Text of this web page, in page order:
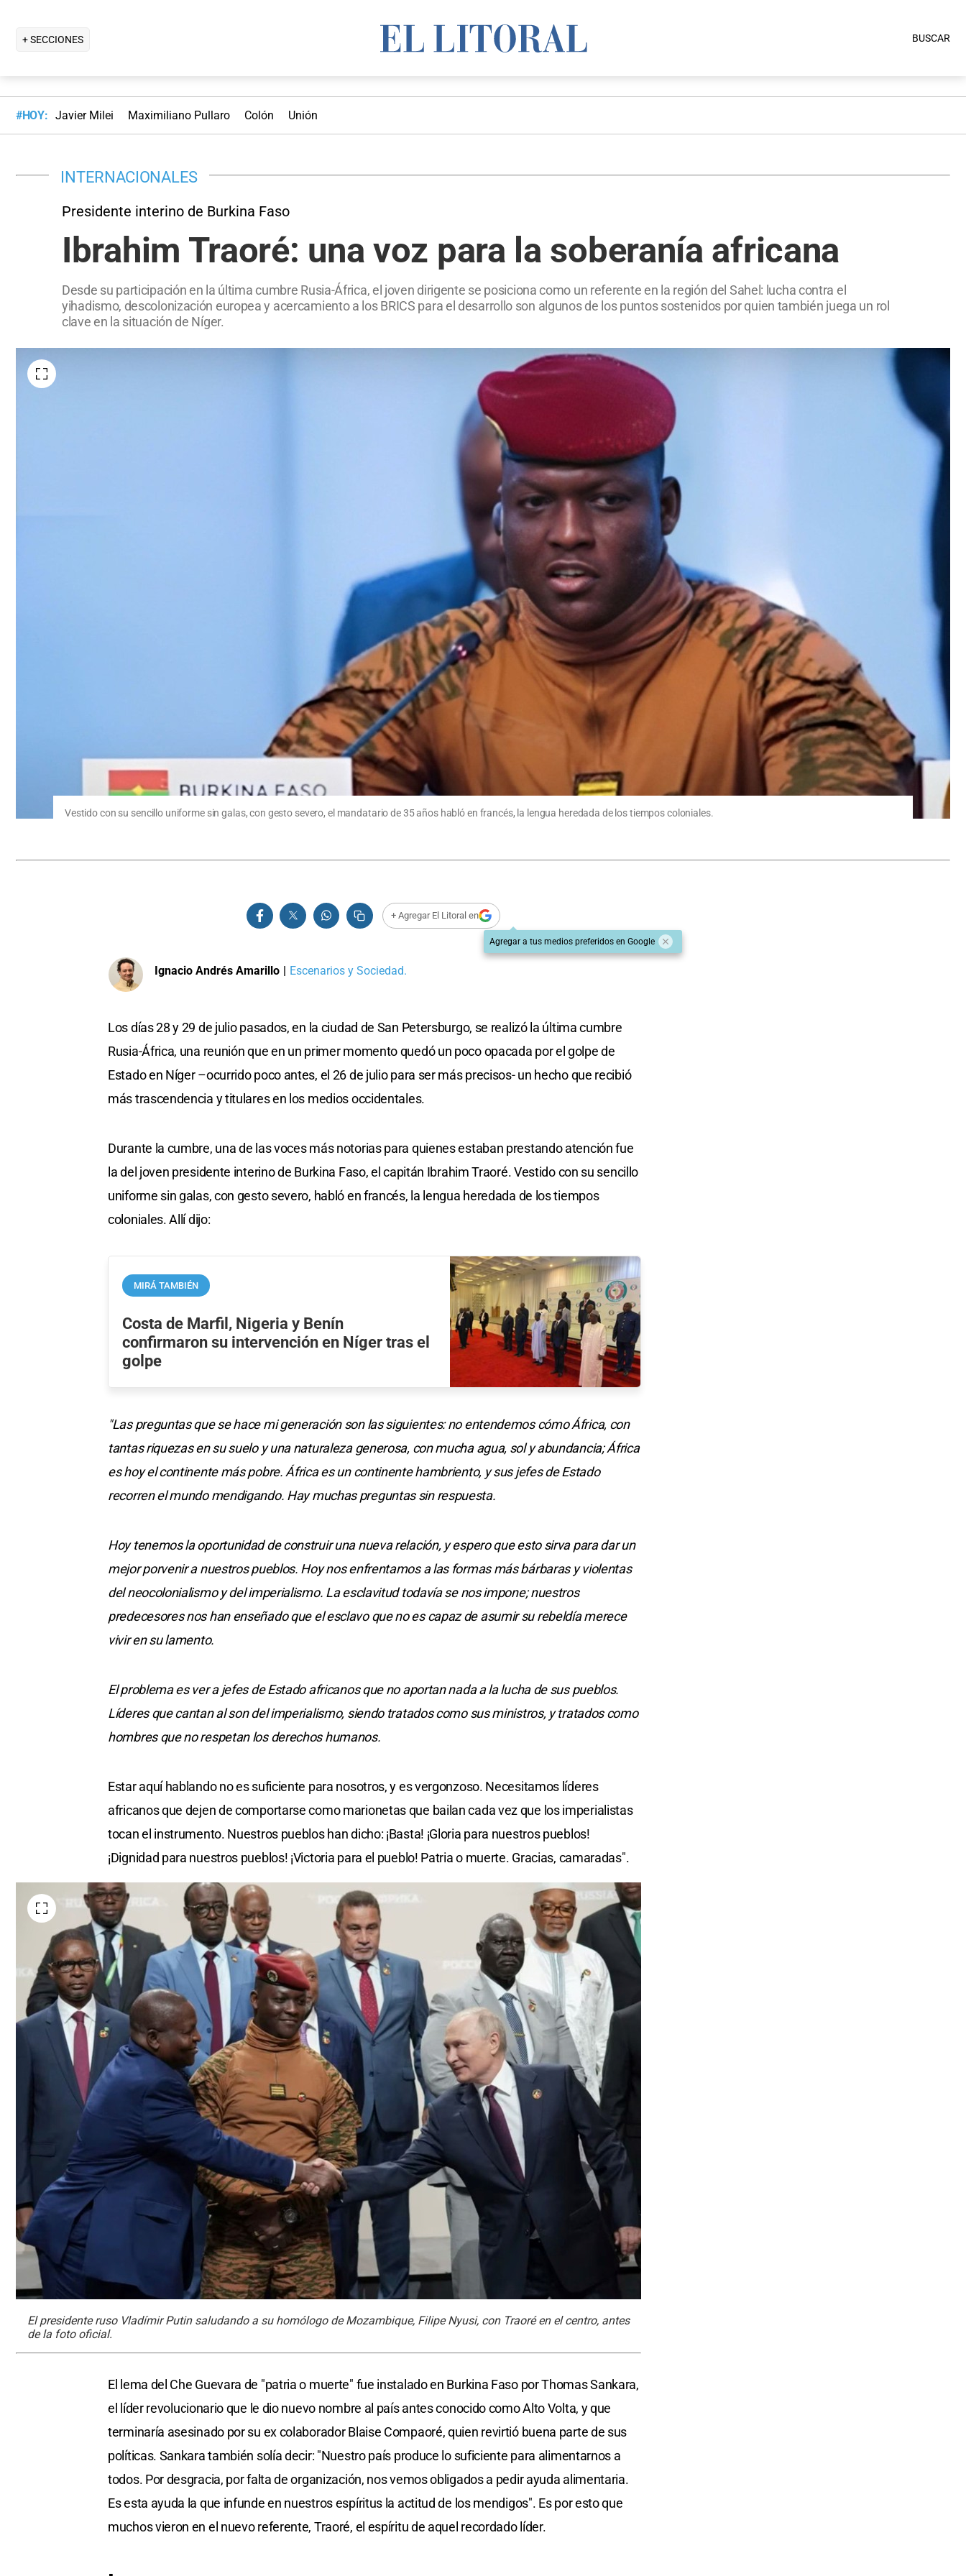
+ SECCIONES BUSCAR
#HOY: Javier Milei Maximiliano Pullaro Colón Unión
INTERNACIONALES
Presidente interino de Burkina Faso
Ibrahim Traoré: una voz para la soberanía africana
Desde su participación en la última cumbre Rusia-África, el joven dirigente se posiciona como un referente en la región del Sahel: lucha contra el
yihadismo, descolonización europea y acercamiento a los BRICS para el desarrollo son algunos de los puntos sostenidos por quien también juega un rol
clave en la situación de Níger.
Vestido con su sencillo uniforme sin galas, con gesto severo, el mandatario de 35 años habló en francés, la lengua heredada de los tiempos coloniales.
+ Agregar El Litoral en
Agregar a tus medios preferidos en Google
Ignacio Andrés Amarillo | Escenarios y Sociedad.
Los días 28 y 29 de julio pasados, en la ciudad de San Petersburgo, se realizó la última cumbre
Rusia-África, una reunión que en un primer momento quedó un poco opacada por el golpe de
Estado en Níger –ocurrido poco antes, el 26 de julio para ser más precisos- un hecho que recibió
más trascendencia y titulares en los medios occidentales.
Durante la cumbre, una de las voces más notorias para quienes estaban prestando atención fue
la del joven presidente interino de Burkina Faso, el capitán Ibrahim Traoré. Vestido con su sencillo
uniforme sin galas, con gesto severo, habló en francés, la lengua heredada de los tiempos
coloniales. Allí dijo:
MIRÁ TAMBIÉN
Costa de Marfil, Nigeria y Benín
confirmaron su intervención en Níger tras el
golpe
"Las preguntas que se hace mi generación son las siguientes: no entendemos cómo África, con
tantas riquezas en su suelo y una naturaleza generosa, con mucha agua, sol y abundancia; África
es hoy el continente más pobre. África es un continente hambriento, y sus jefes de Estado
recorren el mundo mendigando. Hay muchas preguntas sin respuesta.
Hoy tenemos la oportunidad de construir una nueva relación, y espero que esto sirva para dar un
mejor porvenir a nuestros pueblos. Hoy nos enfrentamos a las formas más bárbaras y violentas
del neocolonialismo y del imperialismo. La esclavitud todavía se nos impone; nuestros
predecesores nos han enseñado que el esclavo que no es capaz de asumir su rebeldía merece
vivir en su lamento.
El problema es ver a jefes de Estado africanos que no aportan nada a la lucha de sus pueblos.
Líderes que cantan al son del imperialismo, siendo tratados como sus ministros, y tratados como
hombres que no respetan los derechos humanos.
Estar aquí hablando no es suficiente para nosotros, y es vergonzoso. Necesitamos líderes
africanos que dejen de comportarse como marionetas que bailan cada vez que los imperialistas
tocan el instrumento. Nuestros pueblos han dicho: ¡Basta! ¡Gloria para nuestros pueblos!
¡Dignidad para nuestros pueblos! ¡Victoria para el pueblo! Patria o muerte. Gracias, camaradas".
El presidente ruso Vladímir Putin saludando a su homólogo de Mozambique, Filipe Nyusi, con Traoré en el centro, antes
de la foto oficial.
El lema del Che Guevara de "patria o muerte" fue instalado en Burkina Faso por Thomas Sankara,
el líder revolucionario que le dio nuevo nombre al país antes conocido como Alto Volta, y que
terminaría asesinado por su ex colaborador Blaise Compaoré, quien revirtió buena parte de sus
políticas. Sankara también solía decir: "Nuestro país produce lo suficiente para alimentarnos a
todos. Por desgracia, por falta de organización, nos vemos obligados a pedir ayuda alimentaria.
Es esta ayuda la que infunde en nuestros espíritus la actitud de los mendigos". Es por esto que
muchos vieron en el nuevo referente, Traoré, el espíritu de aquel recordado líder.